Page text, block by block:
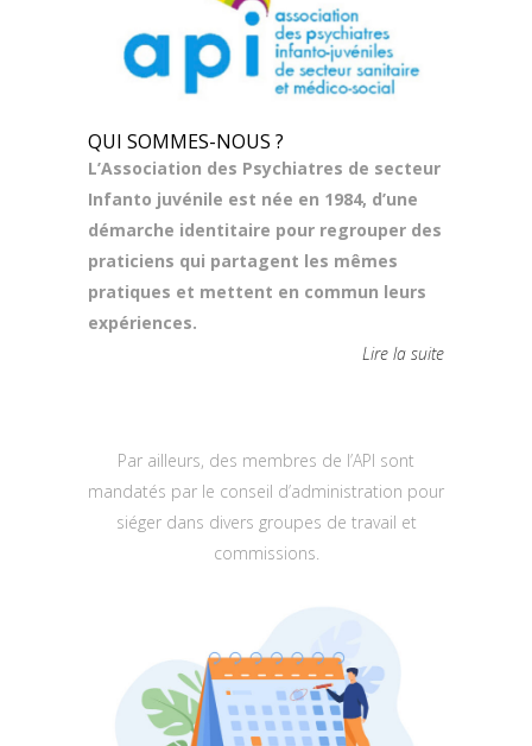
QUI SOMMES-NOUS ?
L’Association des Psychiatres de secteur
Infanto juvénile est née en 1984, d’une
démarche identitaire pour regrouper des
praticiens qui partagent les mêmes
pratiques et mettent en commun leurs
expériences.
Lire la suite
Par ailleurs, des membres de l’API sont
mandatés par le conseil d’administration pour
siéger dans divers groupes de travail et
commissions.